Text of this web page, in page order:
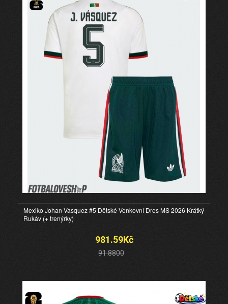
Mexiko Johan Vasquez #5 Dětské Venkovní Dres MS 2026 Krátký
Rukáv (+ trenýrky)
981.59Kč
91.8800